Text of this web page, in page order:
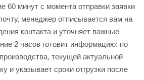
60 минут с момента отправки заявки
менеджер отписывается вам на
контакта и уточняет важные
2 часов готовит информацию: по
текущей актуальной
и указывает сроки отгрузки после